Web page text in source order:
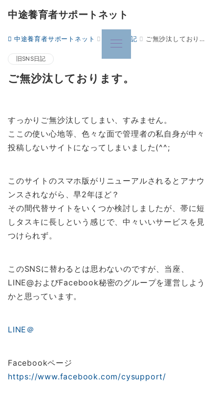
中途養育者サポートネット
中途養育者サポートネット 旧SNS日記 ご無沙汰しております。
旧SNS日記
ご無沙汰しております。
すっかりご無沙汰してしまい、すみません。
ここの使い心地等、色々な面で管理者の私自身が中々
投稿しないサイトになってしまいました(^^;
このサイトのスマホ版がリニューアルされるとアナウ
ンスされながら、早2年ほど？
その間代替サイトをいくつか検討しましたが、帯に短
しタスキに長しという感じで、中々いいサービスを見
つけられず。
このSNSに替わるとは思わないのですが、当座、
LINE@およびFacebook秘密のグループを運営しよう
かと思っています。
LINE＠
Facebookページ
https://www.facebook.com/cysupport/